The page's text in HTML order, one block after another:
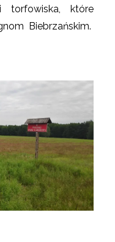
torfowiska, które
Biebrzańskim.